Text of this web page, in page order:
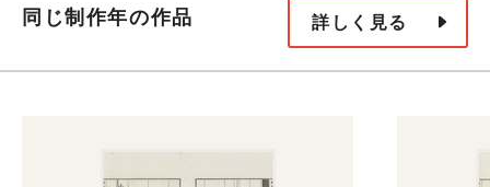
同じ制作年の作品 詳しく見る